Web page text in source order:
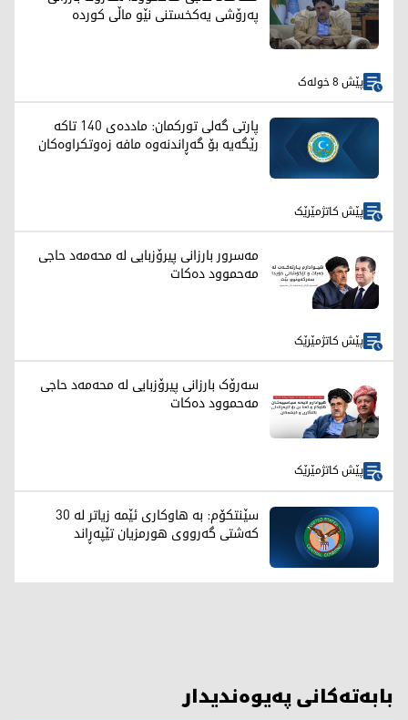
پەرۆشی یەکخستنی نێو ماڵی کوردە
پێش 8 خولەک
پارتی گەلی تورکمان: ماددەی 140 تاکە
رێگەیە بۆ گەڕاندنەوە مافە زەوتکراوەکان
پێش کاتژمێرێک
مەسرور بارزانی پیرۆزبایی لە محەمەد حاجی
مەحموود دەکات
پێش کاتژمێرێک
سەرۆک بارزانی پیرۆزبایی لە محەمەد حاجی
مەحموود دەکات
پێش کاتژمێرێک
سێنتکۆم: بە هاوکاری ئێمە زیاتر لە 30
کەشتی گەرووی هورمزیان تێپەڕاند
بابەتەکانی پەیوەندیدار